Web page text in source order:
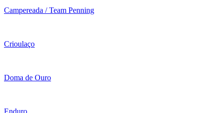
Campereada / Team Penning
Crioulaço
Doma de Ouro
Enduro